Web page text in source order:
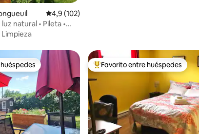
Calificación promedio: 4,9 de 5. 102
4,9 (102)
natural • Pileta •
Cerca de Montreal
Limpieza
huéspedes más destacados Favorito entre los huéspedes
Favorito entre huéspedes